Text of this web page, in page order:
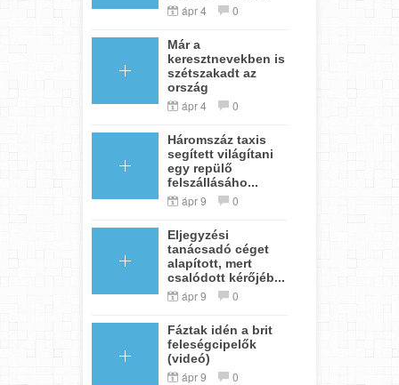
ápr 4 0
Már a
keresztnevekben is
szétszakadt az
ország
ápr 4 0
Háromszáz taxis
segített világítani
egy repülő
felszállásáho...
ápr 9 0
Eljegyzési
tanácsadó céget
alapított, mert
csalódott kérőjéb...
ápr 9 0
Fáztak idén a brit
feleségcipelők
(videó)
ápr 9 0